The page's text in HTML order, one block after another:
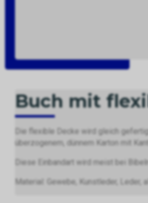
Buch mit
Die flexible Decke wird gleich
überzogenem, dünnem Karton mit
Diese Einbandart wird meist bei
Material: Gewebe, Kunstleder, Leder,